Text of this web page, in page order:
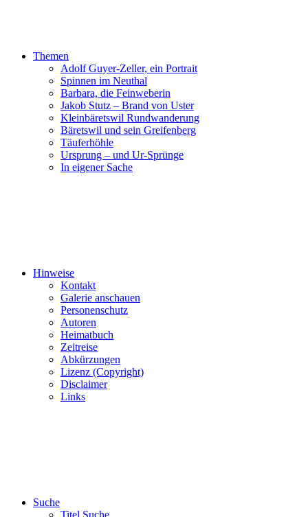
Themen
Adolf Guyer-Zeller, ein Portrait
Spinnen im Neuthal
Barbara, die Feinweberin
Jakob Stutz – Brand von Uster
Kleinbäretswil Rundwanderung
Bäretswil und sein Greifenberg
Täuferhöhle
Ursprung – und Ur-Sprünge
In eigener Sache
Hinweise
Kontakt
Galerie anschauen
Personenschutz
Autoren
Heimatbuch
Zeitreise
Abkürzungen
Lizenz (Copyright)
Disclaimer
Links
Suche
Titel Suche